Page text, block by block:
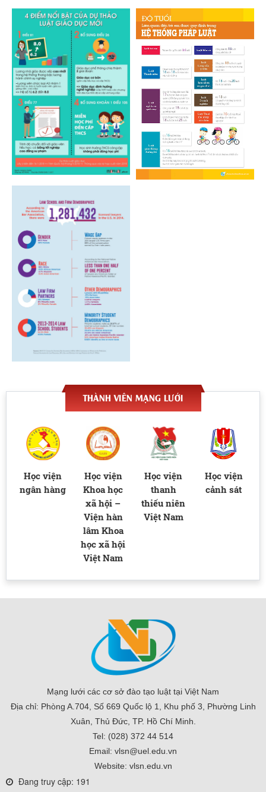
THÀNH VIÊN MẠNG LƯỚI
Học viện
ngân hàng
Học viện
Khoa học
xã hội –
Viện hàn
lâm Khoa
học xã hội
Việt Nam
Học viện
thanh
thiếu niên
Việt Nam
Học viện
cảnh sát
Mạng lưới các cơ sở đào tạo luật tại Việt Nam
Địa chỉ: Phòng A.704, Số 669 Quốc lộ 1, Khu phố 3, Phường Linh
Xuân, Thủ Đức, TP. Hồ Chí Minh.
Tel: (028) 372 44 514
Email: vlsn@uel.edu.vn
Website: vlsn.edu.vn
Đang truy cập: 191